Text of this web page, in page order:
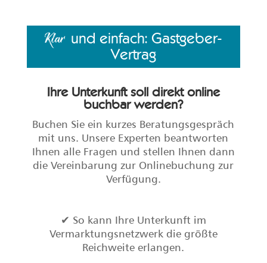
Klar und einfach: Gastgeber-
Vertrag
Ihre Unterkunft soll direkt online
buchbar werden?
Buchen Sie ein kurzes Beratungsgespräch
mit uns. Unsere Experten beantworten
Ihnen alle Fragen und stellen Ihnen dann
die Vereinbarung zur Onlinebuchung zur
Verfügung.
✔ So kann Ihre Unterkunft im
Vermarktungsnetzwerk die größte
Reichweite erlangen.